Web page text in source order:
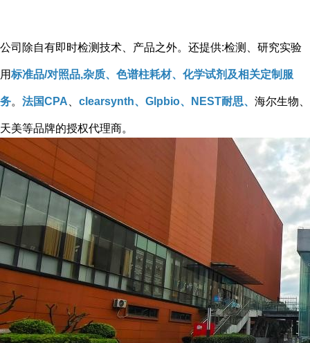
公司除自有即时检测技术、产品之外。还提供:检测、研究实验
用标准品/对照品,杂质、色谱柱耗材、化学试剂及相关定制服
务。 法国CPA clearsynth、Glpbio、NEST耐思、 海尔生物、
天美等品牌的授权代理商。